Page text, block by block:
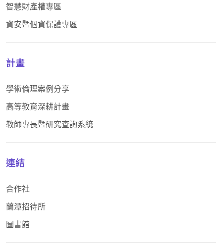
智慧財產權專區
資安暨個資保護專區
計畫
學術倫理案例分享
高等教育深耕計畫
教師專長暨研究查詢系統
連結
合作社
蘭潭招待所
圖書館